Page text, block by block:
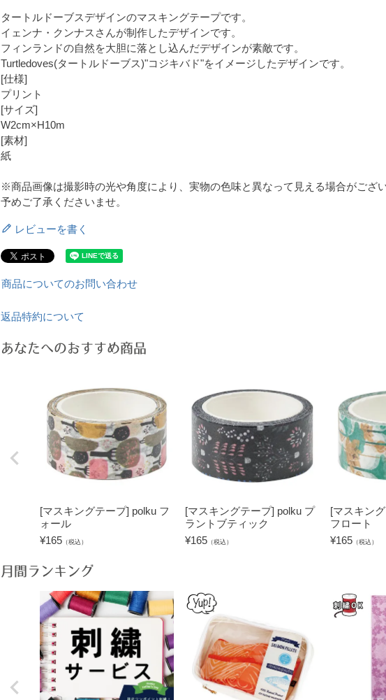
タートルドーブスデザインのマスキングテープです。
イェンナ・クンナスさんが制作したデザインです。
フィンランドの自然を大胆に落とし込んだデザインが素敵です。
Turtledoves(タートルドーブス)"コジキバド"をイメージしたデザインです。
[仕様]
プリント
[サイズ]
W2cm×H10m
[素材]
紙
※商品画像は撮影時の光や角度により、実物の色味と異なって見える場合がござ
予めご了承くださいませ。
レビューを書く
商品についてのお問い合わせ
返品特約について
あなたへのおすすめ商品
[マスキングテープ] polku フ
ォール
¥165 （税込）
[マスキングテープ] polku プ
ラントブティック
¥165 （税込）
[マスキン
フロート
¥165 （税込）
月間ランキング